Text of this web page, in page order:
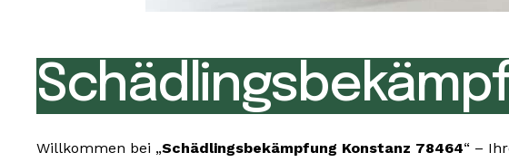
Willkommen bei „Schädlingsbekämpfung Konstanz 78464“ –